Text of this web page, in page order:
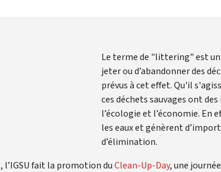
Le terme de "littering" est
jeter ou d’abandonner des
prévus à cet effet. Qu'il
ces déchets sauvages ont
l’écologie et l’économie.
les eaux et génèrent
d’élimination.
l’IGSU fait la promotion duClean-Up-Day, une